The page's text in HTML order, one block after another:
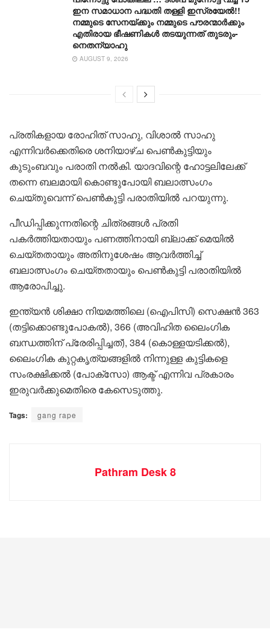
ഇന സമാധാന പദ്ധതി തള്ളി ഇസ്രയേൽ!!
നമ്മുടെ സേനയ്ക്കും നമ്മുടെ പൗരന്മാർക്കും
എതിരായ ഭീഷണികൾ തടയുന്നത് തുടരും-
നെതന്യാഹു
AUGUST 9, 2026
പ്രതികളായ രോഹിത് സാഹു, വിശാല്‍ സാഹു
എന്നിവര്‍ക്കെതിരെ ശനിയാഴ്ച പെണ്‍കുട്ടിയും
കുടുംബവും പരാതി നല്‍കി. യാദവിന്റെ ഹോട്ടലിലേക്ക്
തന്നെ ബലമായി കൊണ്ടുപോയി ബലാത്സംഗം
ചെയ്തുവെന്ന് പെണ്‍കുട്ടി പരാതിയില്‍ പറയുന്നു.
പീഡിപ്പിക്കുന്നതിന്റെ ചിത്രങ്ങള്‍ പ്രതി
പകര്‍ത്തിയതായും പണത്തിനായി ബ്ലാക്ക് മെയില്‍
ചെയ്തതായും അതിനുശേഷം ആവര്‍ത്തിച്ച്
ബലാത്സംഗം ചെയ്തതായും പെണ്‍കുട്ടി പരാതിയില്‍
ആരോപിച്ചു.
ഇന്ത്യന്‍ ശിക്ഷാ നിയമത്തിലെ (ഐപിസി) സെക്ഷന്‍ 363
(തട്ടിക്കൊണ്ടുപോകല്‍), 366 (അവിഹിത ലൈംഗിക
ബന്ധത്തിന് പ്രേരിപ്പിച്ചത്), 384 (കൊള്ളയടിക്കല്‍),
ലൈംഗിക കുറ്റകൃത്യങ്ങളില്‍ നിന്നുള്ള കുട്ടികളെ
സംരക്ഷിക്കല്‍ (പോക്‌സോ) ആക്ട് എന്നിവ പ്രകാരം
ഇരുവര്‍ക്കുമെതിരെ കേസെടുത്തു.
Tags: gang rape
Pathram Desk 8